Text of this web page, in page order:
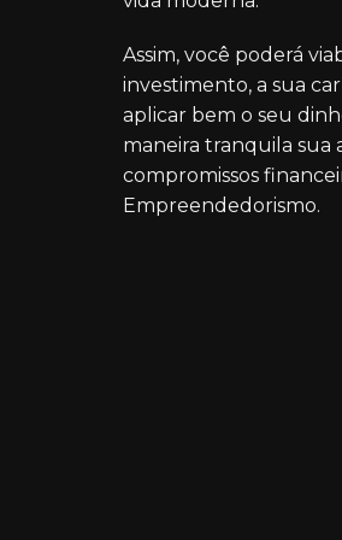
Assim, você poderá
investimento, a sua
aplicar bem o seu
maneira tranquila sua
compromissos
Empreendedorismo.